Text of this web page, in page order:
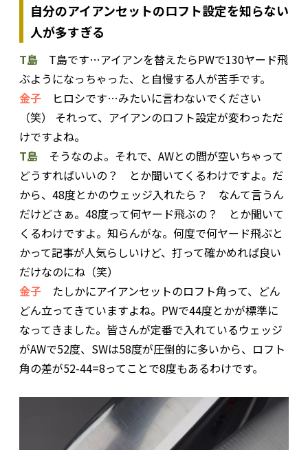
自分のアイアンセットのロフト設定を知らない
人が多すぎる
T島 T島です…アイアンを替えたらPWで130ヤード飛
ぶようになっちゃった、と自慢する人が苦手です。
金子 ヒロシです…みたいに言わないでください
（笑） それって、アイアンのロフト設定が変わっただ
けですよね。
T島 そうなのよ。それで、AWとの間が空いちゃって
どうすればいいの？ とか聞いてくるわけですよ。だ
から、48度とかのウェッジ入れたら？ なんて言うん
だけどさぁ。48度って何ヤード飛ぶの？ とか聞いて
くるわけですよ。知らんがな。何度で何ヤード飛ぶと
かって記事が人気らしいけど、打って確かめれば良い
だけなのにね（笑）
金子 たしかにアイアンセットのロフト角って、どん
どん立ってきていますよね。PWで44度とかが標準に
なってきました。皆さんが定番で入れているウェッジ
がAWで52度、SWは58度が圧倒的に多いから、ロフト
角の差が52-44=8ってことで8度もあるわけです。